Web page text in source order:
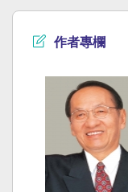
作者專欄